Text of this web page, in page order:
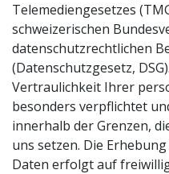
Telemediengesetzes
schweizerischen
datenschutzrechtlichen
(Datenschutzgesetz,
Vertraulichkeit Ihrer
besonders verpflichtet
innerhalb der Grenzen,
uns setzen. Die
Daten erfolgt auf